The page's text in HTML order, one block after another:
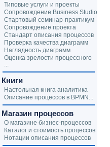
Типовые услуги и проекты
Сопровождение Business Studio
Стартовый семинар-практикум
Сопровождение проекта
Стандарт описания процессов
Проверка качества диаграмм
Наглядность диаграмм
Оценка зрелости процессного
...
Книги
Настольная книга аналитика
Описание процессов в BPMN...
Магазин процессов
О магазине бизнес-процессов
Каталог и стоимость процессов
Нотации описания процессов